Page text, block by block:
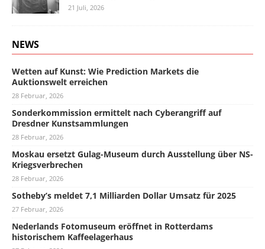
21 Juli, 2026
NEWS
Wetten auf Kunst: Wie Prediction Markets die
Auktionswelt erreichen
28 Februar, 2026
Sonderkommission ermittelt nach Cyberangriff auf
Dresdner Kunstsammlungen
28 Februar, 2026
Moskau ersetzt Gulag-Museum durch Ausstellung über NS-
Kriegsverbrechen
28 Februar, 2026
Sotheby’s meldet 7,1 Milliarden Dollar Umsatz für 2025
27 Februar, 2026
Nederlands Fotomuseum eröffnet in Rotterdams
historischem Kaffeelagerhaus